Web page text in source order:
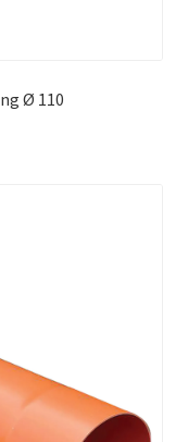
Ø 110